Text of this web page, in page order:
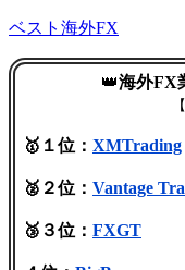
ベスト海外FX
👑海外FX
【
🥇１位： XMTrading
🥈２位： Vantage
🥉３位： FXGT